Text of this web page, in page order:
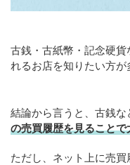
古銭・古紙幣・記念硬
れるお店を知りたい方が
結論から言うと、古銭な
の売買履歴を見ること
ただし、ネット上に売買